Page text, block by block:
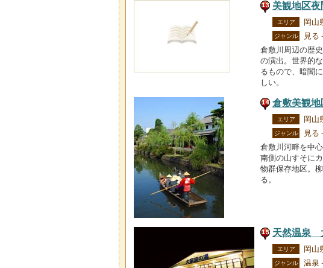
美観地区夜
エリア 岡山
ジャンル
見る
倉敷川周辺の歴
の演出。世界的
るもので、暗闇
しい。
倉敷美観地
エリア 岡山
ジャンル
見る
倉敷川河畔を中
南側の山すそに
物群保存地区。
る。
天然温泉
エリア 岡山
ジャンル
温泉